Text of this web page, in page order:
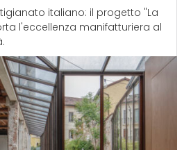
italiano: il progetto "La
l'eccellenza manifatturiera al